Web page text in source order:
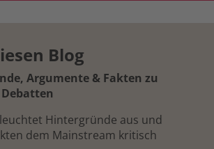
Blog
Argumente & Fakten zu
Hintergründe aus und
dem Mainstream kritisch